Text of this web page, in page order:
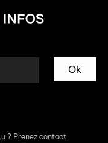
Ok
? Prenez contact